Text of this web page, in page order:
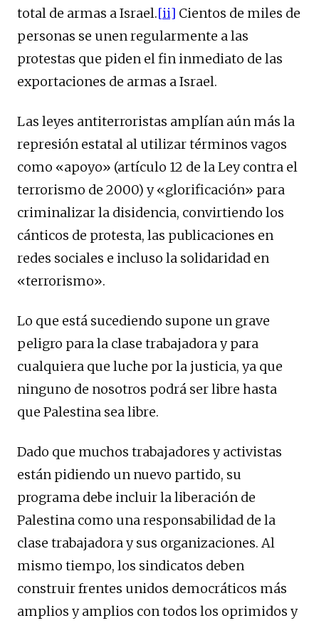
total de armas a Israel.[ii] Cientos de miles de
personas se unen regularmente a las
protestas que piden el fin inmediato de las
exportaciones de armas a Israel.
Las leyes antiterroristas amplían aún más la
represión estatal al utilizar términos vagos
como «apoyo» (artículo 12 de la Ley contra el
terrorismo de 2000) y «glorificación» para
criminalizar la disidencia, convirtiendo los
cánticos de protesta, las publicaciones en
redes sociales e incluso la solidaridad en
«terrorismo».
Lo que está sucediendo supone un grave
peligro para la clase trabajadora y para
cualquiera que luche por la justicia, ya que
ninguno de nosotros podrá ser libre hasta
que Palestina sea libre.
Dado que muchos trabajadores y activistas
están pidiendo un nuevo partido, su
programa debe incluir la liberación de
Palestina como una responsabilidad de la
clase trabajadora y sus organizaciones. Al
mismo tiempo, los sindicatos deben
construir frentes unidos democráticos más
amplios y amplios con todos los oprimidos y